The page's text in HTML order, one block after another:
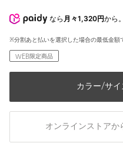
なら 月々1,320円から
※分割あと払いを選択した場合の最低金額
WEB限定商品
カラー/サイ
オンラインストアか